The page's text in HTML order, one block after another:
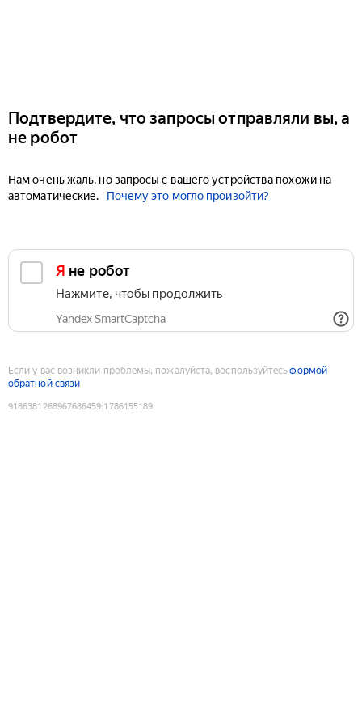
Подтвердите, что запросы отправляли вы, а
не робот
Нам очень жаль, но запросы с вашего устройства похожи на
автоматические.
Почему это могло произойти?
Я не робот
Нажмите, чтобы продолжить
Yandex SmartCaptcha
Если у вас возникли проблемы, пожалуйста, воспользуйтесьформой
обратной связи
9186381268967686459:1786155189